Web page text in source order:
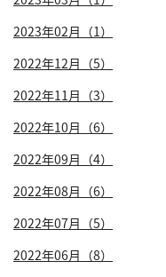
2023年02月（1）
2022年12月（5）
2022年11月（3）
2022年10月（6）
2022年09月（4）
2022年08月（6）
2022年07月（5）
2022年06月（8）